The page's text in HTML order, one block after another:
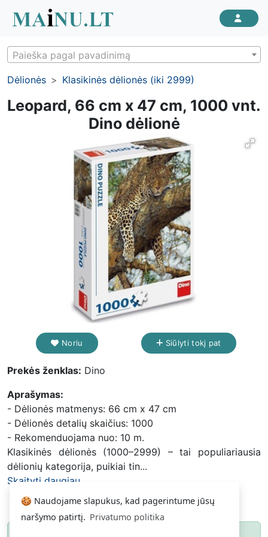
🍪 Naudojame slapukus, kad pagerintume jūsų
naršymo patirtį. Privatumo politika
Paieška pagal pavadinimą
Dėlionės Klasikinės dėlionės (iki 2999)
Leopard, 66 cm x 47 cm, 1000 vnt.
Dino dėlionė
Noriu Siūlyti tokį pat
Prekės ženklas: Dino
Aprašymas:
- Dėlionės matmenys: 66 cm x 47 cm
- Dėlionės detalių skaičius: 1000
- Rekomenduojama nuo: 10 m.
Klasikinės dėlionės (1000–2999) – tai populiariausia
dėlionių kategorija, puikiai tin...
Skaityti daugiau...